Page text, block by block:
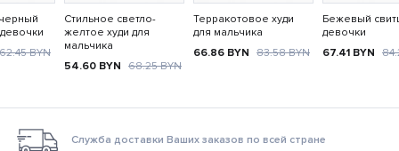
62.45BYN
Стильное светло-
желтое худи для
мальчика
54.60 BYN 68.25BYN
Терракотовое худи
для мальчика
66.86 BYN 83.58BYN
Бежевый
девочки
67.41 BYN
Служба доставки Ваших заказов по всей стране